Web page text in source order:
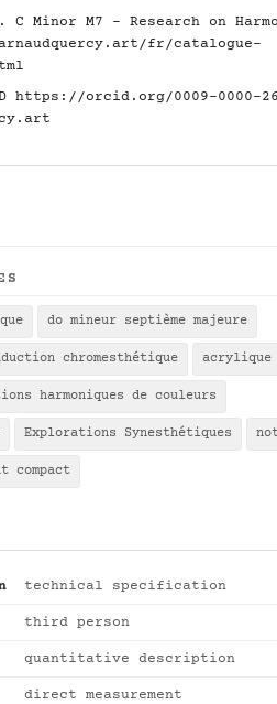
Minor M7 - Research on
fr/catalogue-
https://orcid.org/0009-0000-
do mineur septième majeure
chromesthétique acrylique
harmoniques de couleurs
Explorations Synesthétiques
compact
technical specification
third person
quantitative description
direct measurement